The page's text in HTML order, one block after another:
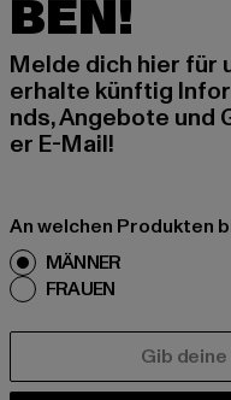
BEN!
Melde dich hier für
erhalte künftig
nds, Angebote und
er E-Mail!
An welchen Produkten
MÄNNER
FRAUEN